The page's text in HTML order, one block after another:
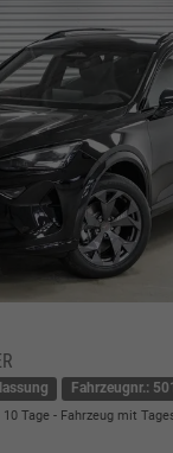
Fahrzeugnr.:
10 Tage Fahrzeug mit